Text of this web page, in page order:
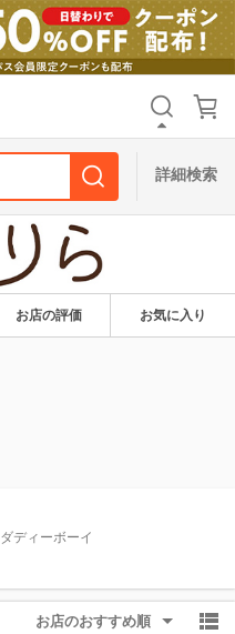
詳細検索
お店の評価 お気に入り
ダディーボーイ
お店のおすすめ順
タイムセール
リセット
タイムセール